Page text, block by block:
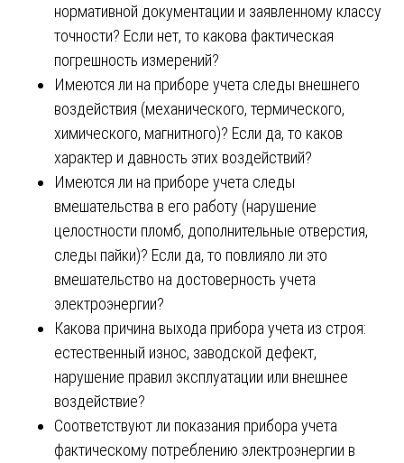
нормативной документации и заявленному классу
точности? Если нет, то какова фактическая
погрешность измерений?
Имеются ли на приборе учета следы внешнего
воздействия (механического, термического,
химического, магнитного)? Если да, то каков
характер и давность этих воздействий?
Имеются ли на приборе учета следы
вмешательства в его работу (нарушение
целостности пломб, дополнительные отверстия,
следы пайки)? Если да, то повлияло ли это
вмешательство на достоверность учета
электроэнергии?
Какова причина выхода прибора учета из строя:
естественный износ, заводской дефект,
нарушение правил эксплуатации или внешнее
воздействие?
Соответствуют ли показания прибора учета
фактическому потреблению электроэнергии в